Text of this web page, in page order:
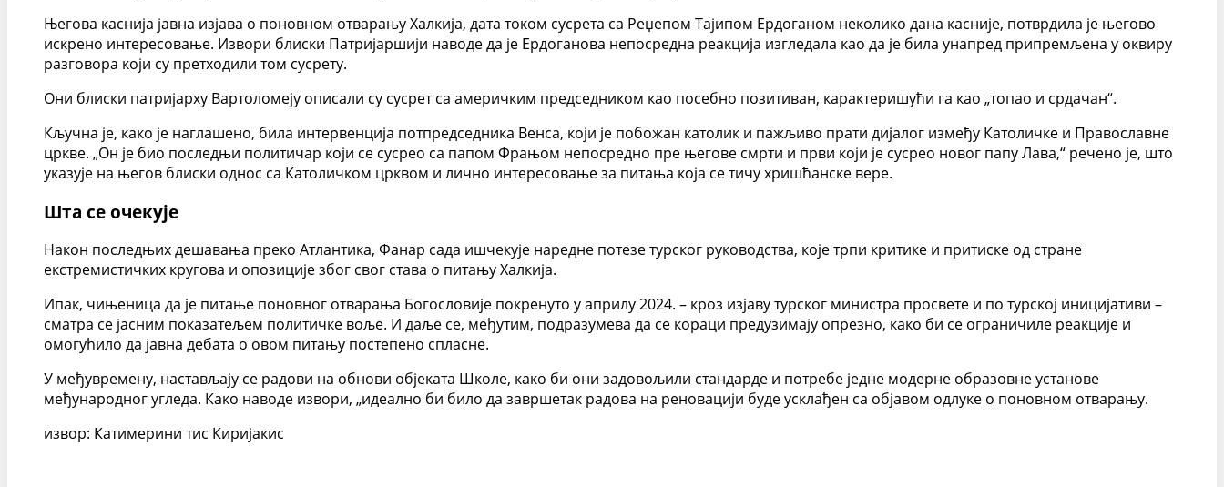
Његова каснија јавна изјава о поновном отварању Халкија, дата током сусрета са Реџепом Тајипом Ердоганом неколико дана касније, потврдила је његово
искрено интересовање. Извори блиски Патријаршији наводе да је Ердоганова непосредна реакција изгледала као да је била унапред припремљена у оквиру
разговора који су претходили том сусрету.
Они блиски патријарху Вартоломеју описали су сусрет са америчким председником као посебно позитиван, карактеришући га као „топао и срдачан“.
Кључна је, како је наглашено, била интервенција потпредседника Венса, који је побожан католик и пажљиво прати дијалог између Католичке и Православне
цркве. „Он је био последњи политичар који се сусрео са папом Фрањом непосредно пре његове смрти и први који је сусрео новог папу Лава,“ речено је, што
указује на његов блиски однос са Католичком црквом и лично интересовање за питања која се тичу хришћанске вере.
Шта се очекује
Након последњих дешавања преко Атлантика, Фанар сада ишчекује наредне потезе турског руководства, које трпи критике и притиске од стране
екстремистичких кругова и опозиције због свог става о питању Халкија.
Ипак, чињеница да је питање поновног отварања Богословије покренуто у априлу 2024. – кроз изјаву турског министра просвете и по турској иницијативи –
сматра се јасним показатељем политичке воље. И даље се, међутим, подразумева да се кораци предузимају опрезно, како би се ограничиле реакције и
омогућило да јавна дебата о овом питању постепено спласне.
У међувремену, настављају се радови на обнови објеката Школе, како би они задовољили стандарде и потребе једне модерне образовне установе
међународног угледа. Како наводе извори, „идеално би било да завршетак радова на реновацији буде усклађен са објавом одлуке о поновном отварању.
извор: Катимерини тис Киријакис